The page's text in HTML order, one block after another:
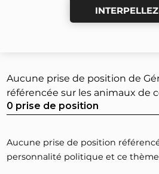
Aucune prise de position de
référencée sur les animaux de
0 prise de position
Aucune prise de position
personnalité politique et ce